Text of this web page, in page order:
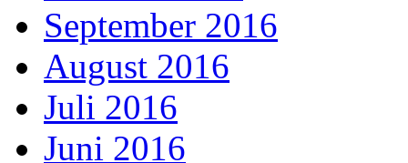
September 2016
August 2016
Juli 2016
Juni 2016